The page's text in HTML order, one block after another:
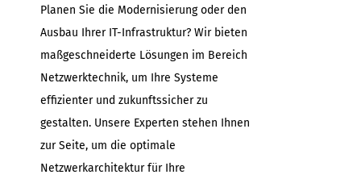
Planen Sie die Modernisierung oder den
Ausbau Ihrer IT-Infrastruktur? Wir bieten
maßgeschneiderte Lösungen im Bereich
Netzwerktechnik, um Ihre Systeme
effizienter und zukunftssicher zu
gestalten. Unsere Experten stehen Ihnen
zur Seite, um die optimale
Netzwerkarchitektur für Ihre